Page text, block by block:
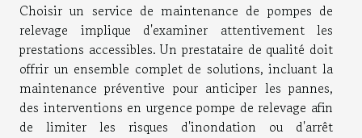
Choisir un service de maintenance de pompes de
relevage implique d'examiner attentivement les
prestations accessibles. Un prestataire de qualité doit
offrir un ensemble complet de solutions, incluant la
maintenance préventive pour anticiper les pannes,
des interventions en urgence pompe de relevage afin
de limiter les risques d'inondation ou d'arrêt